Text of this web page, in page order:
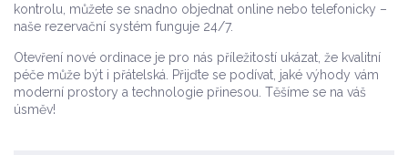
kontrolu, můžete se snadno objednat online nebo telefonicky –
naše rezervační systém funguje 24/7.
Otevření nové ordinace je pro nás příležitostí ukázat, že kvalitní
péče může být i přátelská. Přijďte se podívat, jaké výhody vám
moderní prostory a technologie přinesou. Těšíme se na váš
úsměv!